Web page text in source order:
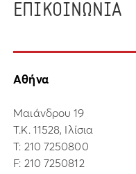
ΕΠΙΚΟΙΝΩΝΙΑ
Αθήνα
Μαιάνδρου 19
Τ.Κ. 11528, Ιλίσια
Τ: 210 7250800
F: 210 7250812